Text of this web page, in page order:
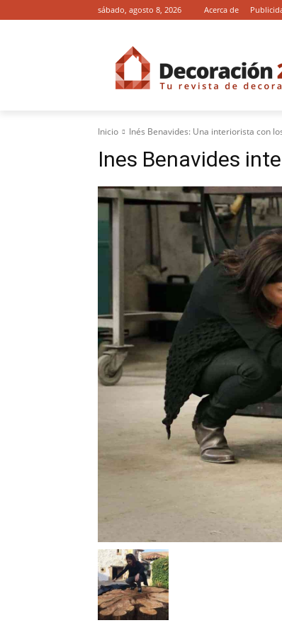
sábado, agosto 8, 2026 Acerca de
Inicio Inés Benavides: Una interiorista con
Ines Benavides